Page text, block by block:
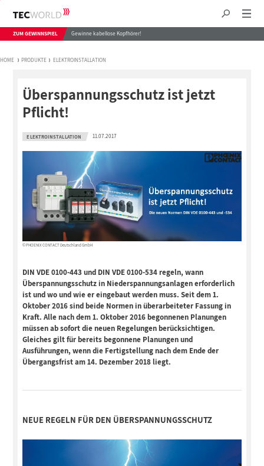
ZUM GEWINNSPIEL Gewinne kabellose Kopfhörer!
HOME PRODUKTE ELEKTROINSTALLATION
Überspannungsschutz ist jetzt
Pflicht!
ELEKTROINSTALLATION 11.07.2017
© PHOENIX CONTACT Deutschland GmbH
DIN VDE 0100-443 und DIN VDE 0100-534 regeln, wann
Überspannungsschutz in Niederspannungsanlagen erforderlich
ist und wo und wie er eingebaut werden muss. Seit dem 1.
Oktober 2016 sind beide Normen in überarbeiteter Fassung in
Kraft. Alle nach dem 1. Oktober 2016 begonnenen Planungen
müssen ab sofort die neuen Regelungen berücksichtigen.
Gleiches gilt für bereits begonnene Planungen und
Ausführungen, wenn die Fertigstellung nach dem Ende der
Übergangsfrist am 14. Dezember 2018 liegt.
NEUE REGELN FÜR DEN ÜBERSPANNUNGSSCHUTZ